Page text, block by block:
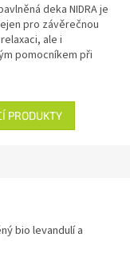
deka NIDRA je
pro závěrečnou
ale i
pomocníkem při
PRODUKTY
bio levandulí a